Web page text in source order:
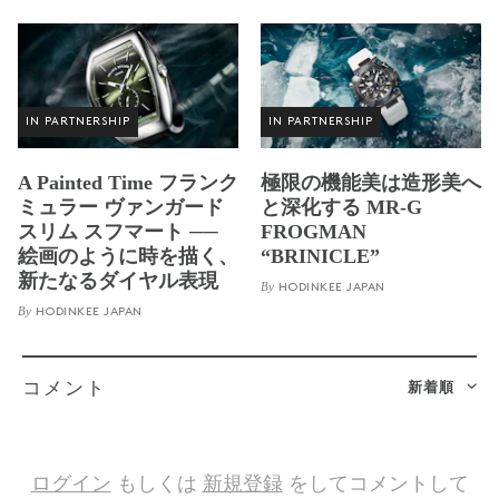
IN PARTNERSHIP
A Painted Time フランク
ミュラー ヴァンガード
スリム スフマート ──
絵画のように時を描く、
新たなるダイヤル表現
By HODINKEE JAPAN
IN PARTNERSHIP
極限の機能美は造形美へ
と深化する MR-G
FROGMAN
“BRINICLE”
By HODINKEE JAPAN
新着順
コメント
ログイン もしくは 新規登録をしてコメントして